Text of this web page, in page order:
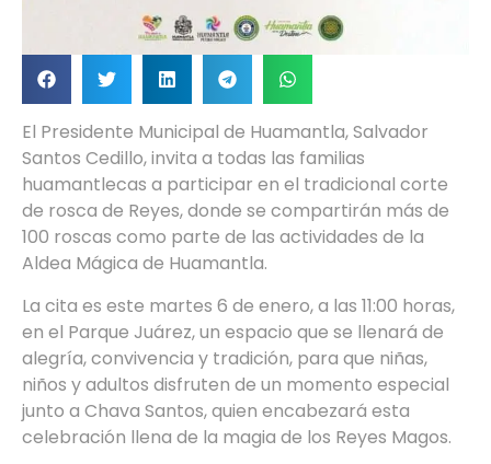
El Presidente Municipal de Huamantla, Salvador
Santos Cedillo, invita a todas las familias
huamantlecas a participar en el tradicional corte
de rosca de Reyes, donde se compartirán más de
100 roscas como parte de las actividades de la
Aldea Mágica de Huamantla.
La cita es este martes 6 de enero, a las 11:00 horas,
en el Parque Juárez, un espacio que se llenará de
alegría, convivencia y tradición, para que niñas,
niños y adultos disfruten de un momento especial
junto a Chava Santos, quien encabezará esta
celebración llena de la magia de los Reyes Magos.